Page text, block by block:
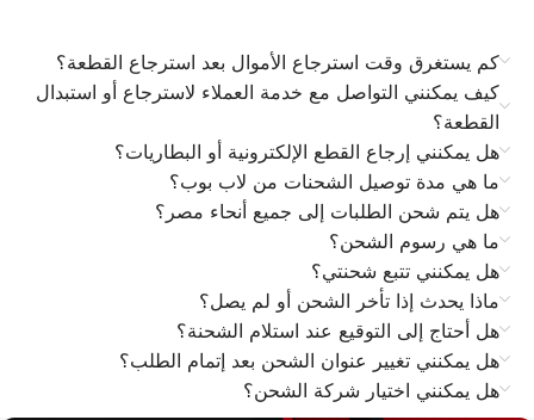
كم يستغرق وقت استرجاع الأموال بعد استرجاع القطعة؟
كيف يمكنني التواصل مع خدمة العملاء لاسترجاع أو استبدال
القطعة؟
هل يمكنني إرجاع القطع الإلكترونية أو البطاريات؟
ما هي مدة توصيل الشحنات من لاب بوب؟
هل يتم شحن الطلبات إلى جميع أنحاء مصر؟
ما هي رسوم الشحن؟
هل يمكنني تتبع شحنتي؟
ماذا يحدث إذا تأخر الشحن أو لم يصل؟
هل أحتاج إلى التوقيع عند استلام الشحنة؟
هل يمكنني تغيير عنوان الشحن بعد إتمام الطلب؟
هل يمكنني اختيار شركة الشحن؟